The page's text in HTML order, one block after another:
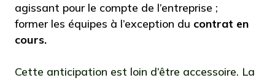
agissant pour le compte de l’entreprise ;
former les équipes à l’exception du contrat en
cours.
Cette anticipation est loin d’être accessoire. La